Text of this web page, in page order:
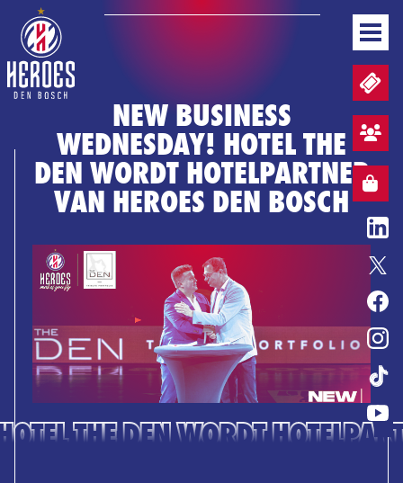
NIEUWS
TEAM
BUSINESS
MEDIA & PERS
WEBSHOP
NL
BASKETBALL CONVENANT
ENTERTAINMENT
ERELIJST
TICKETS
WEBSHOP
AANMELDEN SFEERVAK
WEBSHOP
NEW BUSINESS
WEDNESDAY! HOTEL THE
DEN WORDT HOTELPARTNER
VAN HEROES DEN BOSCH
THE DEN WORDT